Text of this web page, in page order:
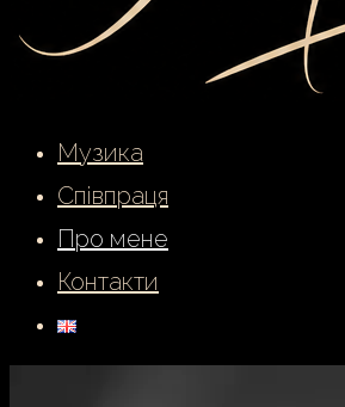
Музика
Співпраця
Про мене
Контакти